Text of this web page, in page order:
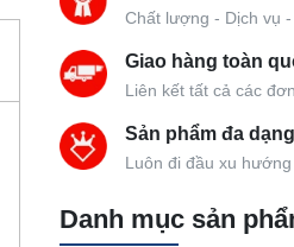
Chất lượng - Dịch vụ
Giao hàng toàn
Liên kết tất cả các
Sản phẩm đa
Luôn đi đầu xu
Danh mục sản